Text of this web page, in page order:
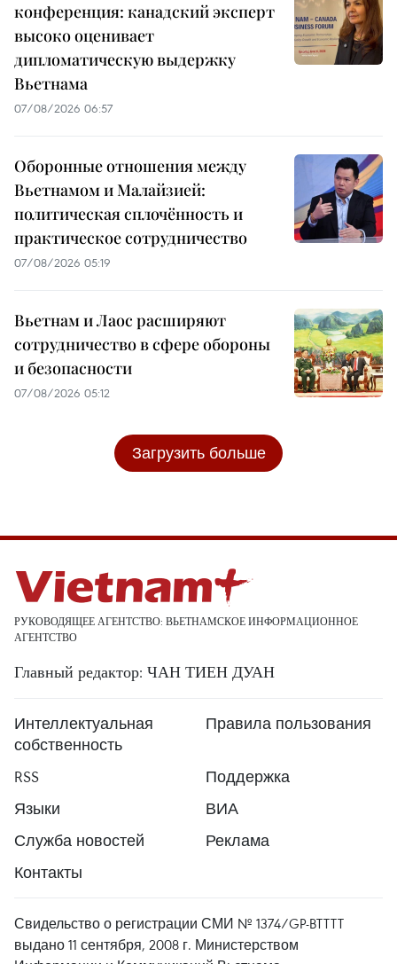
конференция: канадский эксперт
высоко оценивает
дипломатическую выдержку
Вьетнама
07/08/2026 06:57
Оборонные отношения между
Вьетнамом и Малайзией:
политическая сплочённость и
практическое сотрудничество
07/08/2026 05:19
Вьетнам и Лаос расширяют
сотрудничество в сфере обороны
и безопасности
07/08/2026 05:12
Загрузить больше
РУКОВОДЯЩЕЕ АГЕНТСТВО: ВЬЕТНАМСКОЕ ИНФОРМАЦИОННОЕ
АГЕНТСТВО
Главный редактор: ЧАН ТИЕН ДУАН
Интеллектуальная
собственность
Правила пользования
RSS
Поддержка
Языки
ВИА
Служба новостей
Реклама
Контакты
Свидельство о регистрации СМИ № 1374/GP-BTTTT
выдано 11 сентября, 2008 г. Министерством